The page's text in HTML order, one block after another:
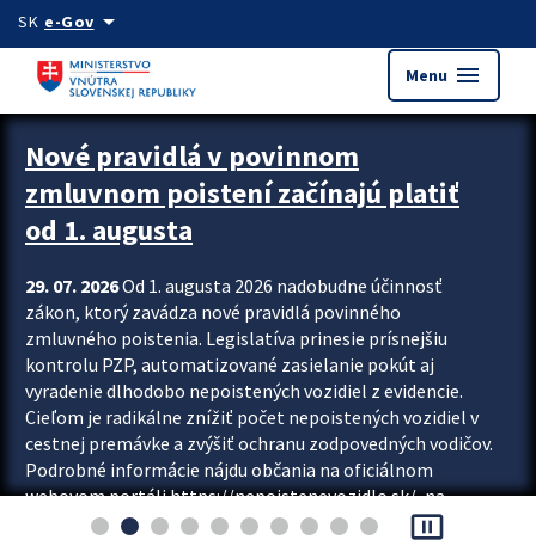
Preskocit na hlavný obsah
SK e-Govarrow_drop_down
Menu menu
Zastavit automatický posun upútavok
Nové pravidlá v povinnom
zmluvnom poistení začínajú platiť
od 1. augusta
29. 07. 2026Od 1. augusta 2026 nadobudne účinnosť
zákon, ktorý zavádza nové pravidlá povinného
zmluvného poistenia. Legislatíva prinesie prísnejšiu
kontrolu PZP, automatizované zasielanie pokút aj
vyradenie dlhodobo nepoistených vozidiel z evidencie.
Cieľom je radikálne znížiť počet nepoistených vozidiel v
cestnej premávke a zvýšiť ochranu zodpovedných vodičov.
Podrobné informácie nájdu občania na oficiálnom
webovom portáli https://nepoistenevozidlo.sk/, na
ktorom od augusta pribudne aj možnosť overiť si...
pause_presentation